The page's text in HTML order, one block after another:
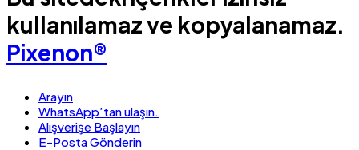
kullanılamaz ve kopyalanamaz.
Pixenon®
Arayın
WhatsApp’tan ulaşın.
Alışverişe Başlayın
E-Posta Gönderin